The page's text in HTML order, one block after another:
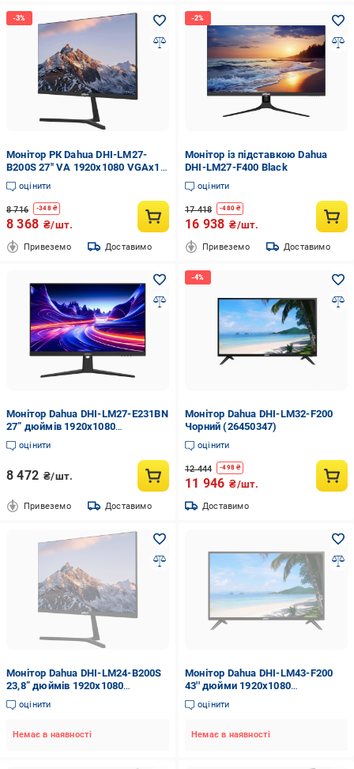
Монітор РК Dahua DHI-LM27-
B200S 27" VA 1920х1080 VGAх1
HDMIх1 100 Гц Чорний
(5cb86a58)
оцінити
8 716 -348₴
8 368 ₴/шт.
Привеземо Доставимо
Монітор із підставкою Dahua
DHI-LM27-F400 Black
оцінити
17 418 -480₴
16 938 ₴/шт.
Привеземо Доставимо
Монітор Dahua DHI-LM27-E231BN
27” дюймів 1920х1080
(2993149364)
оцінити
8 472 ₴/шт.
Привеземо Доставимо
Монітор Dahua DHI-LM32-F200
Чорний (26450347)
оцінити
12 444 -498₴
11 946 ₴/шт.
Доставимо
Монітор Dahua DHI-LM24-B200S
23,8” дюймів 1920х1080
(2993149355)
оцінити
Немає в наявності
Монітор Dahua DHI-LM43-F200
43'' дюйми 1920х1080
(2993149331)
оцінити
Немає в наявності